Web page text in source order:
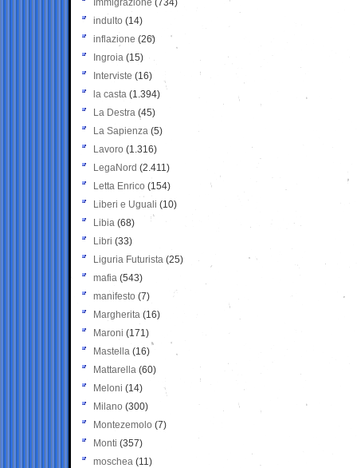
Immigrazione (734)
indulto (14)
inflazione (26)
Ingroia (15)
Interviste (16)
la casta (1.394)
La Destra (45)
La Sapienza (5)
Lavoro (1.316)
LegaNord (2.411)
Letta Enrico (154)
Liberi e Uguali (10)
Libia (68)
Libri (33)
Liguria Futurista (25)
mafia (543)
manifesto (7)
Margherita (16)
Maroni (171)
Mastella (16)
Mattarella (60)
Meloni (14)
Milano (300)
Montezemolo (7)
Monti (357)
moschea (11)